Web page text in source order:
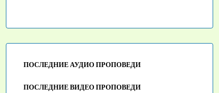
ПОСЛЕДНИЕ АУДИО ПРОПОВЕДИ
ПОСЛЕДНИЕ ВИДЕО ПРОПОВЕДИ